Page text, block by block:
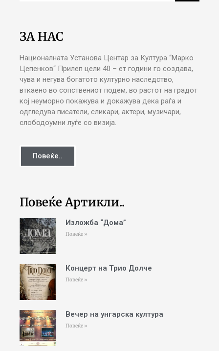
ЗА НАС
Националната Установа Центар за Култура “Марко
Цепенков“ Прилеп цели 40 – ет години го создава,
чува и негува богатото културно наследство,
вткаено во сопствениот подем, во растот на градот
кој неуморно покажува и докажува дека раѓа и
одгледува писатели, сликари, актери, музичари,
слободоумни луѓе со визија.
Повеќе..
Повеќе Артикли..
Изложба “Дома”
Повеќе »
Концерт на Трио Долче
Повеќе »
Вечер на унгарска култура
Повеќе »